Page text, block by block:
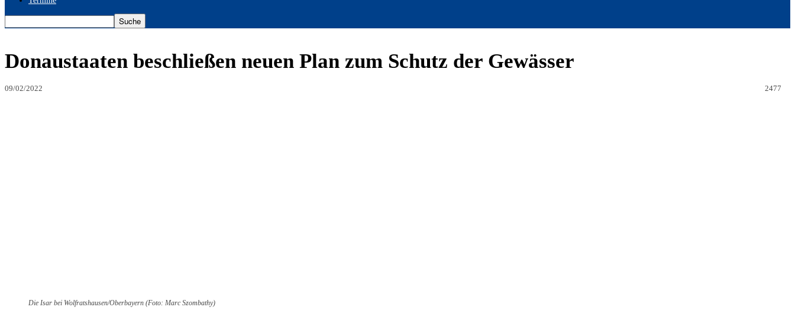
Donaustaaten beschließen neuen Plan zum Schutz der Gewässer
09/02/2022 2477
Die Isar bei Wolfratshausen/Oberbayern (Foto: Marc Szombathy)